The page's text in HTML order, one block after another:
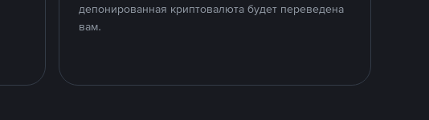
депонированная криптовалюта будет переведена
вам.